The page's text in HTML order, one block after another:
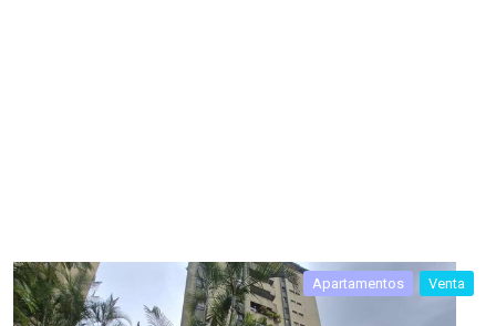
Apartamentos Venta